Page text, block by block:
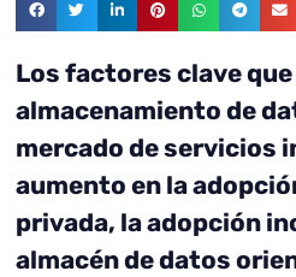
Los factores clave
almacenamiento de
mercado de servicios
aumento en la
privada, la adopción
almacén de datos